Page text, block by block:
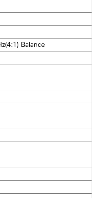
Balance